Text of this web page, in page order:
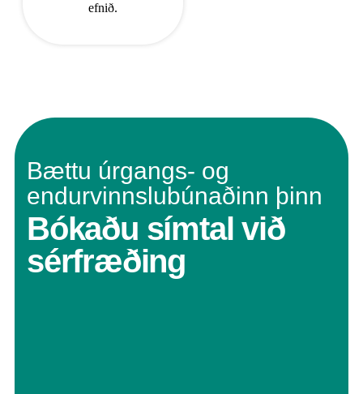
efnið.
Bættu úrgangs- og
endurvinnslubúnaðinn þinn
Bókaðu símtal við
sérfræðing